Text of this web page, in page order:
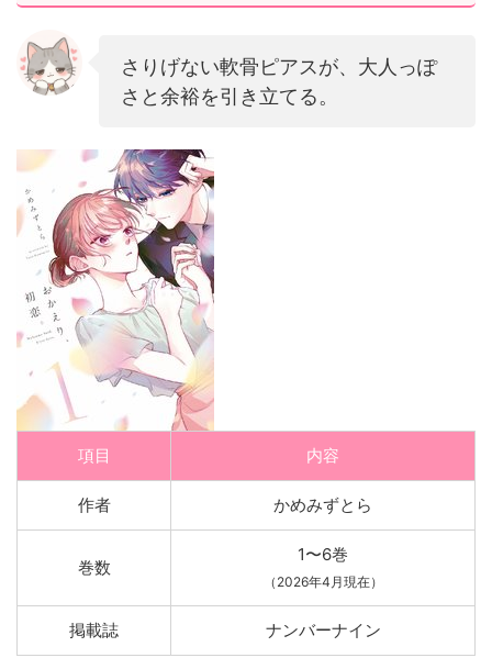
さりげない軟骨ピアスが、大人っぽ
さと余裕を引き立てる。
項目 内容
作者 かめみずとら
巻数
1〜6巻
（2026年4月現在）
掲載誌 ナンバーナイン